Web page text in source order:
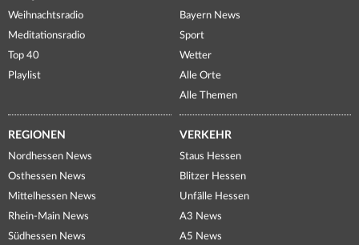
Weihnachtsradio
Meditationsradio
Top 40
Playlist
Bayern News
Sport
Wetter
Alle Orte
Alle Themen
REGIONEN
Nordhessen News
Osthessen News
Mittelhessen News
Rhein-Main News
Südhessen News
VERKEHR
Staus Hessen
Blitzer Hessen
Unfälle Hessen
A3 News
A5 News